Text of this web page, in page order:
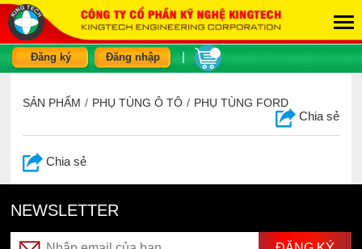
Đăng ký Đăng nhập
SẢN PHẨM / PHỤ TÙNG Ô TÔ / PHỤ TÙNG FORD
Chia sẻ
Chia sẻ
NEWSLETTER